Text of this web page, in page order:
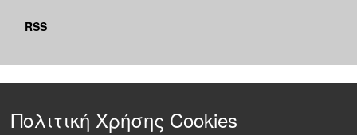
RSS
Πολιτική Χρήσης Cookies